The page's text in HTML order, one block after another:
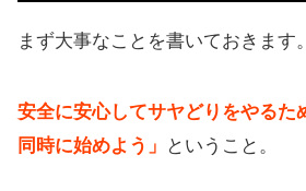
ロのノーリスク投資でギフ
GMO、みんなのFXで注文す
まず大事なことを書いておきます。
安全に安心してサヤどりをやるた
同時に始めよう」
ということ。